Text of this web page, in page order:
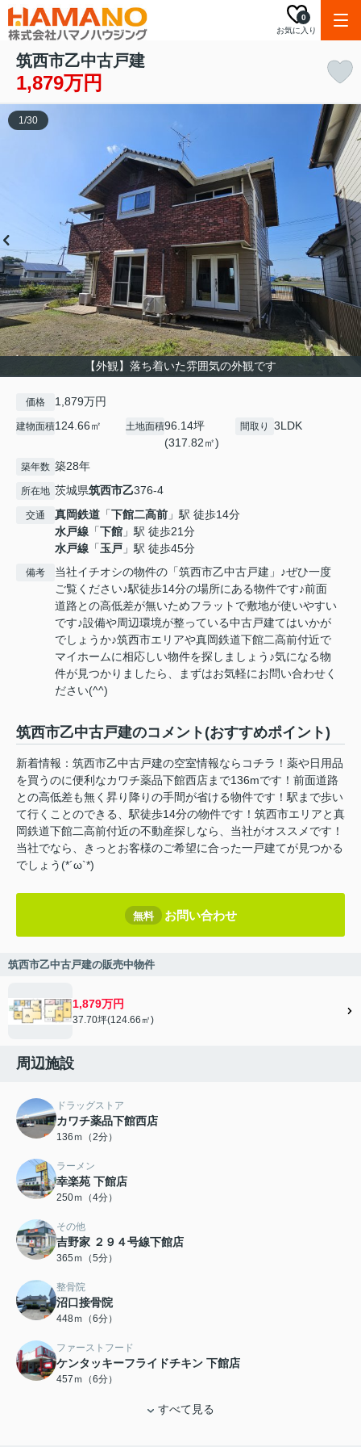
お気に入り
0
筑西市乙中古戸建
1,879万円
【外観】落ち着いた雰囲気の外観です
1/30
価格 1,879万円
建物面積124.66㎡ 土地面積96.14坪
(317.82㎡)
間取り 3LDK
築年数 築28年
所在地 茨城県筑西市乙376-4
交通 真岡鉄道 「下館二高前 」駅 徒歩14分
水戸線 「下館 」駅 徒歩21分
水戸線 「玉戸 」駅 徒歩45分
備考
当社イチオシの物件の「筑西市乙中古戸建」♪ぜひ一度
ご覧ください♪駅徒歩14分の場所にある物件です♪前面
道路との高低差が無いためフラットで敷地が使いやすい
です♪設備や周辺環境が整っている中古戸建てはいかが
でしょうか♪筑西市エリアや真岡鉄道下館二高前付近で
マイホームに相応しい物件を探しましょう♪気になる物
件が見つかりましたら、まずはお気軽にお問い合わせく
ださい(^^)
筑西市乙中古戸建のコメント(おすすめポイント)
新着情報：筑西市乙中古戸建の空室情報ならコチラ！薬や日用品
を買うのに便利なカワチ薬品下館西店まで136mです！前面道路
との高低差も無く昇り降りの手間が省ける物件です！駅まで歩い
て行くことのできる、駅徒歩14分の物件です！筑西市エリアと真
岡鉄道下館二高前付近の不動産探しなら、当社がオススメです！
当社でなら、きっとお客様のご希望に合った一戸建てが見つかる
でしょう(*´ω`*)
無料 お問い合わせ
筑西市乙中古戸建の販売中物件
1,879万円
37.70坪(124.66㎡)
周辺施設
ドラッグストア
カワチ薬品下館西店
136ｍ（2分）
ラーメン
幸楽苑 下館店
250ｍ（4分）
その他
吉野家 ２９４号線下館店
365ｍ（5分）
整骨院
沼口接骨院
448ｍ（6分）
ファーストフード
ケンタッキーフライドチキン 下館店
457ｍ（6分）
すべて見る